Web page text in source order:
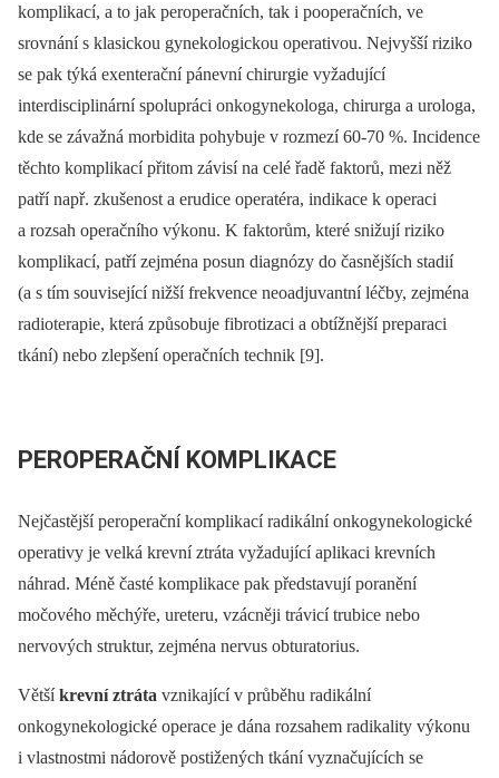
komplikací, a to jak peroperačních, tak i pooperačních, ve
srovnání s klasickou gynekologickou operativou. Nejvyšší riziko
se pak týká exenterační pánevní chirurgie vyžadující
interdisciplinární spolupráci onkogynekologa, chirurga a urologa,
kde se závažná morbidita pohybuje v rozmezí 60-70 %. Incidence
těchto komplikací přitom závisí na celé řadě faktorů, mezi něž
patří např. zkušenost a erudice operatéra, indikace k operaci
a rozsah operačního výkonu. K faktorům, které snižují riziko
komplikací, patří zejména posun diagnózy do časnějších stadií
(a s tím související nižší frekvence neoadjuvantní léčby, zejména
radioterapie, která způsobuje fibrotizaci a obtížnější preparaci
tkání) nebo zlepšení operačních technik [9].
PEROPERAČNÍ KOMPLIKACE
Nejčastější peroperační komplikací radikální onkogynekologické
operativy je velká krevní ztráta vyžadující aplikaci krevních
náhrad. Méně časté komplikace pak představují poranění
močového měchýře, ureteru, vzácněji trávicí trubice nebo
nervových struktur, zejména nervus obturatorius.
Většíkrevní ztráta vznikající v průběhu radikální
onkogynekologické operace je dána rozsahem radikality výkonu
i vlastnostmi nádorově postižených tkání vyznačujících se